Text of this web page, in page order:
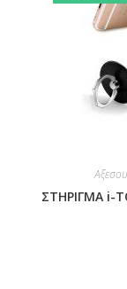
ΣΤΗΡΙΓΜΑ i-